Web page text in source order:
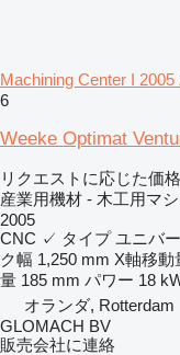
Machining Center I
6
Weeke Optimat
リクエストに応じた価格
産業用機材 - 木工用マ
2005
CNC ✓ タイプ ユニバ
ク幅 1,250 mm X軸移動
量 185 mm パワー 18
オランダ, Rotterdam
GLOMACH BV
販売会社に連絡